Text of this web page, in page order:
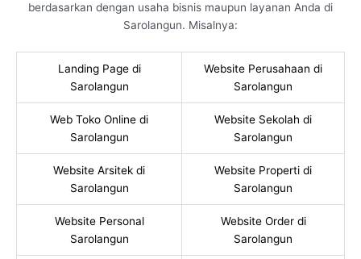
berdasarkan dengan usaha bisnis maupun layanan Anda di
Sarolangun. Misalnya:
Landing Page di
Sarolangun
Website Perusahaan di
Sarolangun
Web Toko Online di
Sarolangun
Website Sekolah di
Sarolangun
Website Arsitek di
Sarolangun
Website Properti di
Sarolangun
Website Personal
Sarolangun
Website Order di
Sarolangun